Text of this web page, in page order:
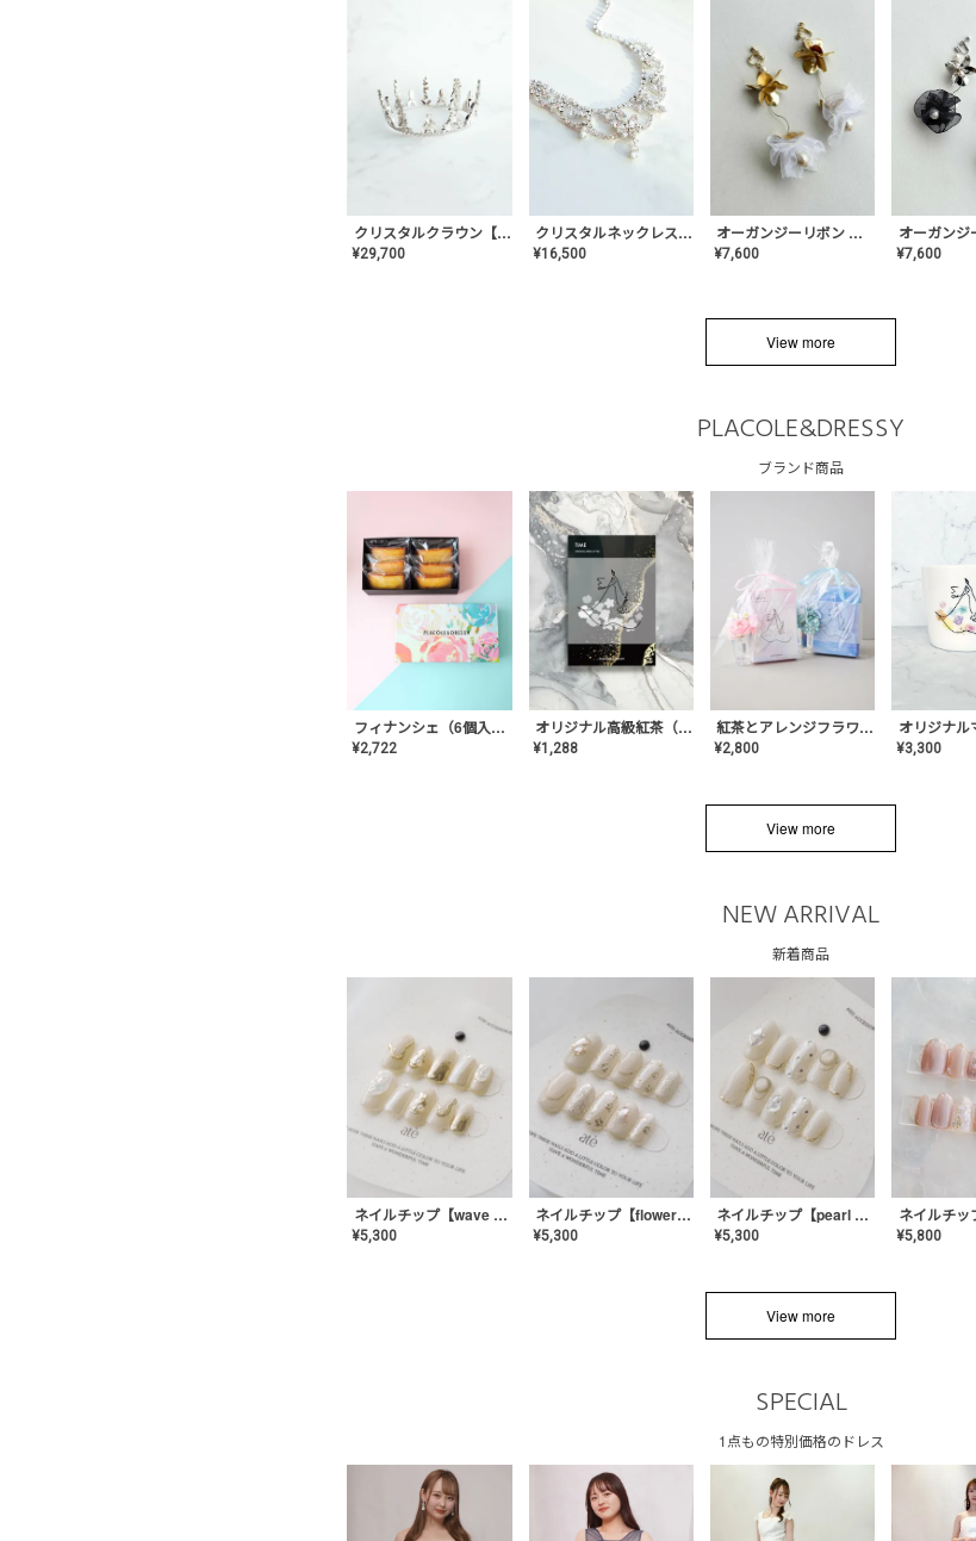
クリスタルクラウン【MA-COHD-01】韓国風クラウン/ウェディングクラウン/ティアラ
¥29,700
クリスタルネックレス-Lace【MA-CONL-02】
¥16,500
オーガンジーリボン バレリーナイヤリング&ピアス【White】〈PV-COER-12〉
¥7,600 ¥7,600
View more
PLACOLE&DRESSY
ブランド商品
フィナンシェ（6個入り）
¥2,722
オリジナル高級紅茶（TIME/タイム）【ギフト/プチギフト/プレゼント/内祝い/結婚式/オリジナル配合/高品質/ハーブティー/茶葉/記念日/お返し/手土産/美容/おしゃれ】
¥1,288
紅茶とアレンジフラワーのセット
¥2,800 ¥3,300
View more
NEW ARRIVAL
新着商品
ネイルチップ【wave mirror】AE-CONA-04
¥5,300
ネイルチップ【flower shell】AE-CONA-03
¥5,300
ネイルチップ【pearl bijou】AE-CONA-02
¥5,300 ¥5,800
View more
SPECIAL
1点もの特別価格のドレス